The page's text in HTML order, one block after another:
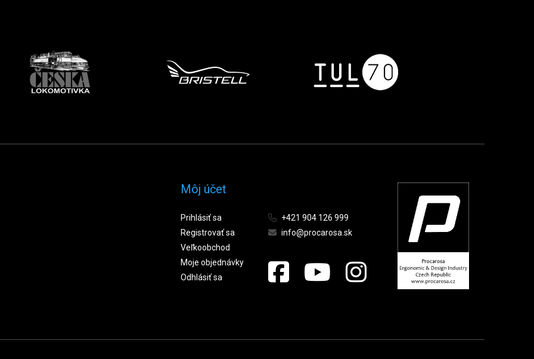
Môj účet
Prihlásiť sa
Registrovať sa
Veľkoobchod
Moje objednávky
Odhlásiť sa
+421 904 126 999
info@procarosa.sk